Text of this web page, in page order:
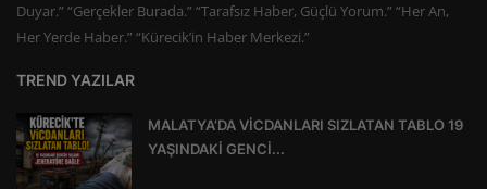
Duyar.” “Gerçekler Burada.” “Tarafsız Haber, Güçlü Yorum.” “Her An,
Her Yerde Haber.” “Kürecik’in Haber Merkezi.”
TREND YAZILAR
MALATYA’DA VİCDANLARI SIZLATAN TABLO 19
YAŞINDAKİ GENCİ...